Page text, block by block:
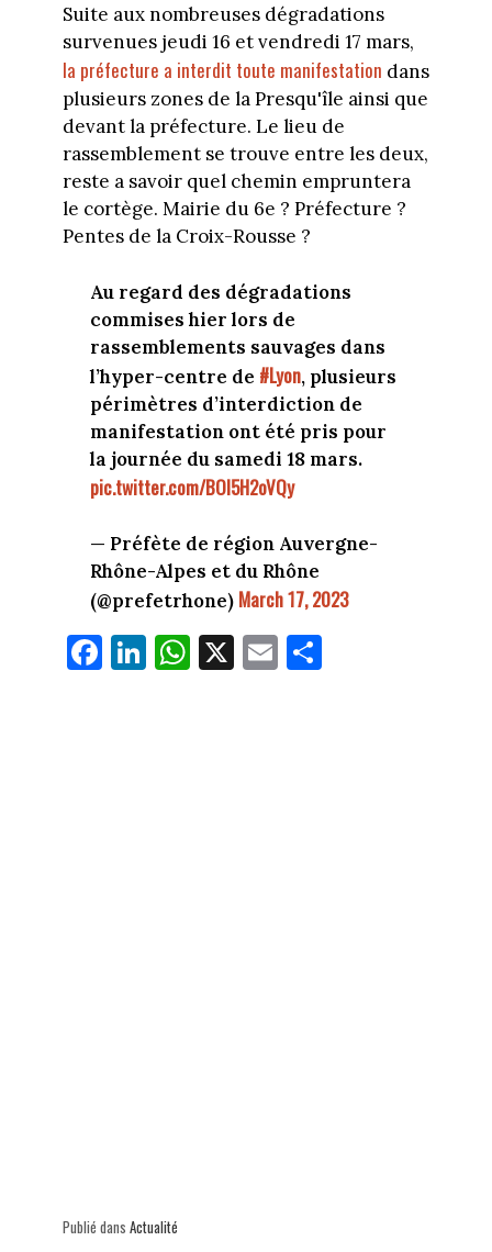
Suite aux nombreuses dégradations
survenues jeudi 16 et vendredi 17 mars,
la préfecture a interdit toute manifestation dans
plusieurs zones de la Presqu'île ainsi que
devant la préfecture. Le lieu de
rassemblement se trouve entre les deux,
reste a savoir quel chemin empruntera
le cortège. Mairie du 6e ? Préfecture ?
Pentes de la Croix-Rousse ?
Au regard des dégradations
commises hier lors de
rassemblements sauvages dans
l’hyper-centre de #Lyon, plusieurs
périmètres d’interdiction de
manifestation ont été pris pour
la journée du samedi 18 mars.
pic.twitter.com/BOI5H2oVQy
— Préfète de région Auvergne-
Rhône-Alpes et du Rhône
(@prefetrhone) March 17, 2023
Fa
ce
Li
nk
W
ha
X E
m
Pa
Publié dans Actualité